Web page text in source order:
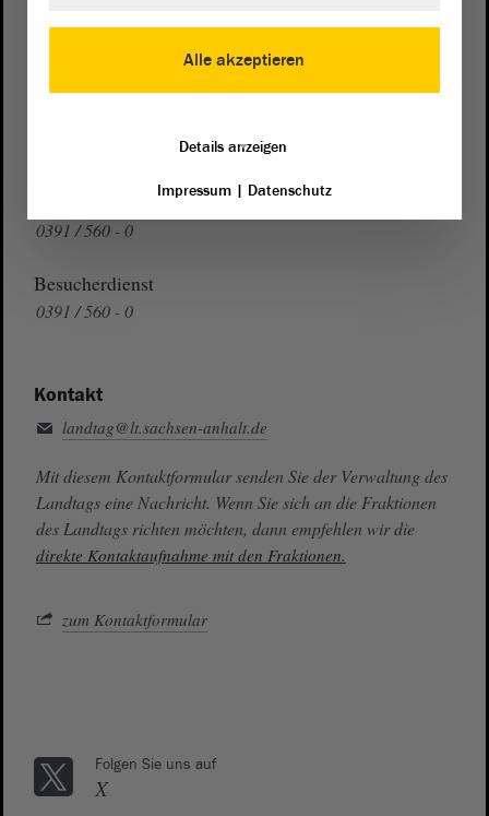
Auf Google Maps
Telefon und Fax
0391 / 560 - 1123
Presse- und Öffentlichkeitsarbeit
0391 / 560 - 0
Besucherdienst
0391 / 560 - 0
Kontakt
landtag@lt.sachsen-anhalt.de
Mit diesem Kontaktformular senden Sie der Verwaltung des
Landtags eine Nachricht. Wenn Sie sich an die Fraktionen
des Landtags richten möchten, dann empfehlen wir die
direkte Kontaktaufnahme mit den Fraktionen.
zum Kontaktformular
Folgen Sie uns auf
X
Alle akzeptieren
Details anzeigen
Impressum| Datenschutz